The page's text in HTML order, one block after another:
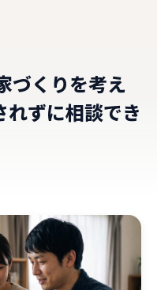
づくりを考え
ずに相談でき